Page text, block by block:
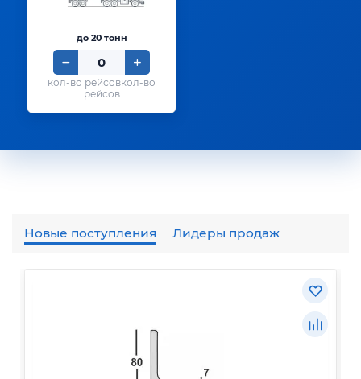
до 20 тонн
кол-во
рейсов
Новые поступления Лидеры продаж